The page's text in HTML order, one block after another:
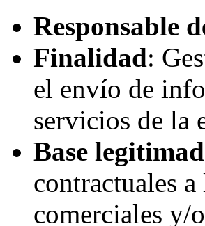
Responsable
Finalidad:
el envío de
servicios de la
Base
contractuales
comerciales y/